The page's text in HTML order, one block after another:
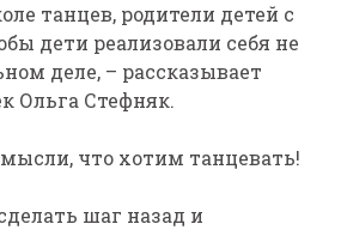
танцев, родители детей с
дети реализовали себя не
деле, – рассказывает
Ольга Стефняк.
что хотим танцевать!
шаг назад и